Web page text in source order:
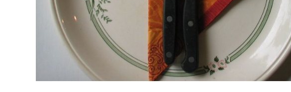
Felix-Nussbaum-Haus
Kulturgeschichtliches Museum
Akzisehaus